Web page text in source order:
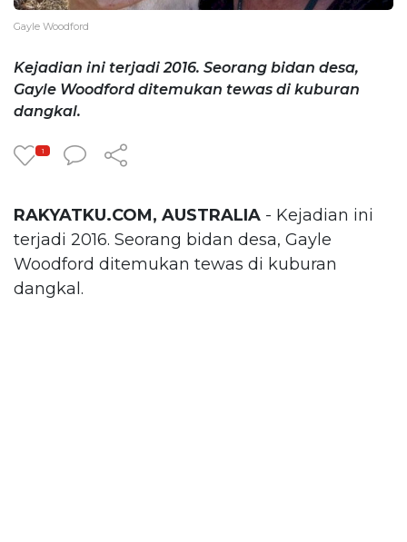
Gayle Woodford
Kejadian ini terjadi 2016. Seorang bidan desa,
Gayle Woodford ditemukan tewas di kuburan
dangkal.
1
RAKYATKU.COM, AUSTRALIA - Kejadian ini
terjadi 2016. Seorang bidan desa, Gayle
Woodford ditemukan tewas di kuburan
dangkal.